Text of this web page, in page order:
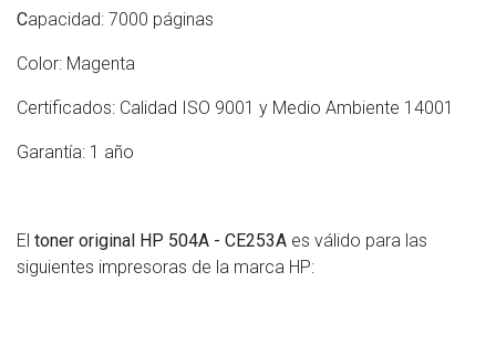
Capacidad: 7000 páginas
Color: Magenta
Certificados: Calidad ISO 9001 y Medio Ambiente 14001
Garantía: 1 año
El toner original HP 504A - CE253A es válido para las
siguientes impresoras de la marca HP: